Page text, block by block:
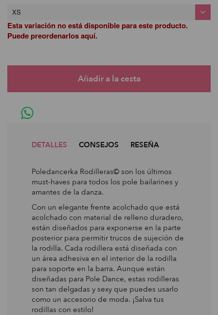
XS
Esta variación no está disponible para este producto.
Puede preordenarlos aquí.
DETALLES CONSEJOS RESEÑA
Poledancerka Rodilleras© son los últimos
must-haves para todos los pole bailarines y
amantes de la danza.
Con un elegante frente acolchado que está
acolchado con material de relleno duradero,
están diseñados para exponerse en la parte
posterior para permitir trucos de sujeción de
la rodilla. Cada rodillera está diseñada con
un área adhesiva en el interior de la rodilla
para soporte en la barra. Aunque están
diseñadas para Pole Dance, estas rodilleras
son tan delgadas y sexy que puedes usarlo
como un accesorio de moda. ¡Salva tus
rodillas con estilo!